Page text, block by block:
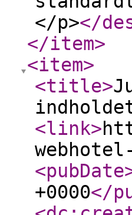
</p></
</item>
<item>
<title>
<link>
<pubDate
+0000</